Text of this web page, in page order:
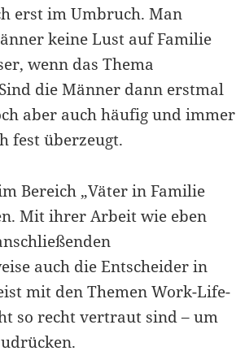
erst im Umbruch. Man
keine Lust auf Familie
wenn das Thema
die Männer dann erstmal
aber auch häufig und immer
fest überzeugt.
Bereich „Väter in Familie
Mit ihrer Arbeit wie eben
auch die Entscheider in
mit den Themen Work-Life-
so recht vertraut sind – um